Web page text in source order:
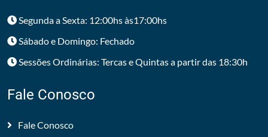
Segunda a Sexta: 12:00hs às17:00hs
Sábado e Domingo: Fechado
Sessões Ordinárias: Tercas e Quintas a partir das 18:30h
Fale Conosco
Fale Conosco